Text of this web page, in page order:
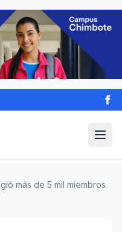
más de 5 mil miembros